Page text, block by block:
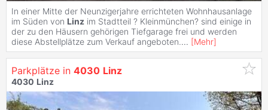
In einer Mitte der Neunzigerjahre errichteten Wohnhausanlage
im Süden von Linz im Stadtteil ? Kleinmünchen? sind einige in
der zu den Häusern gehörigen Tiefgarage frei und werden
diese Abstellplätze zum Verkauf angeboten.... [Mehr]
Parkplätze in 4030 Linz
4030 Linz